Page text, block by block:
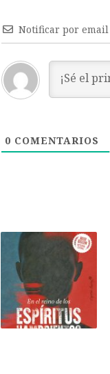
Notificar por email
0 COMENTARIOS